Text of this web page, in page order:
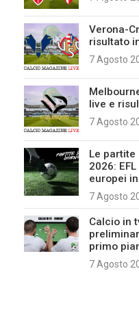
Verona-
risultato
7 Agosto
live e
7 Agosto
Le partite
2026:
europei
7 Agosto
Calcio in
primo
7 Agosto